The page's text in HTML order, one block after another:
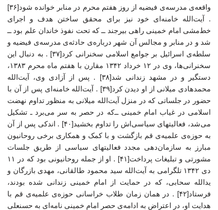
واقعه‌ی مدرسه‌ی فیضیه از روز هفتم محرم در منابر خوانده شود[۳۶]
. آیت‌الله خامنه‌ای خود نیز برای محقق ساختن هدف و اجرای
خط‌مشی امام خمینی راهی بیرجند ــ که تحت نفوذ خاندان علم بود ــ
شد و در منابر و مجالس آن شهر درباره‌ی حادثه‌ی مدرسه‌ی فیضیه و
سلطه‌ی اسرائیل بر جوامع اسلامی سخنرانی کرد[۳۷] . به دنبال این
سخنرانی‌ها، وی در ۱۲ خرداد ۱۳۴۲ مقارن با هفتم ماه محرم ۱۳۸۳،
دستگیر و در مشهد زندانی شد[۳۸] . پس از آزادی وی، آیت‌الله
محمدهادی میلانی از او دیدن کرد[۳۹] . آیت‌الله خامنه‌ای پس از آن با
حضور در جلساتی که در منزل آیت‌الله میلانی به منظور تداوم نهضت
اسلامی در غیاب امام خمینی ــ‌که در حصر به سر می‌برد ـ تشکیل
می‌شد، فعالیتهای سیاسی‌اش را تداوم بخشید[۴۰] . اندکی پس از آن
به حوزه‌ی علمیه‌ی قم بازگشت و با کمک و همکاری برخی روحانیون
مبارز به سازمان‌دهی مجدد فعالیتهای سیاسی از طریق جلسات
مشورتی و تبلیغات پرداخت[۴۱] . او از جمله روحانیونی بود که در ۱۱
دی ۱۳۴۲ تلگرامی به آیت‌الله سید محمود طالقانی، مهدی بازرگان و
یدالله سحابی، که در حمایت از امام خمینی زندانی شده بودند،
فرستاد[۴۲] . در همان زمان طلاب خراسانی حوزه‌ی علمیه‌ی قم با
هدایت او، در اعتراض به ادامه‌ی حصر امام خمینی نامه‌ای به حسنعلی